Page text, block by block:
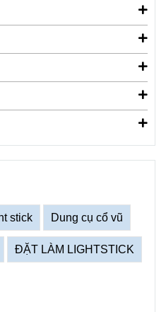
stick Dung cụ cổ vũ
ĐẶT LÀM LIGHTSTICK